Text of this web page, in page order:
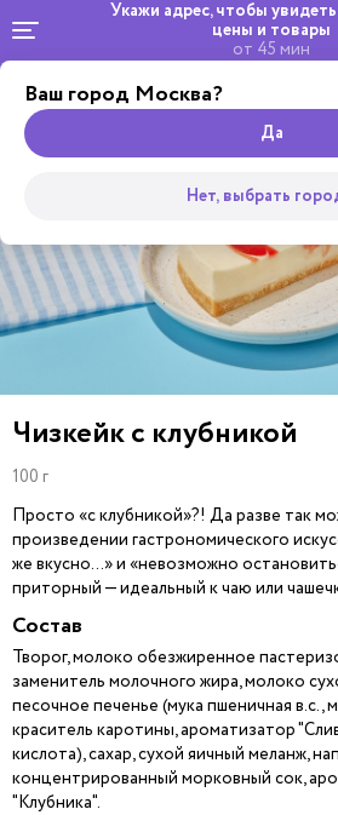
Укажи адрес, чтобы увидеть
цены и товары
от 45 мин
Ваш город Москва?
Да
Нет, выбрать
Роллы
Комбо и
Чизкейк с клубникой
100 г
Просто «с клубникой»?! Да разве так
произведении гастрономического
же вкусно…» и «невозможно
приторный — идеальный к чаю или
Состав
Творог, молоко обезжиренное
заменитель молочного жира, молоко
песочное печенье (мука пшеничная в.с.,
краситель каротины, ароматизатор
кислота), сахар, сухой яичный меланж,
концентрированный морковный сок,
"Клубника".